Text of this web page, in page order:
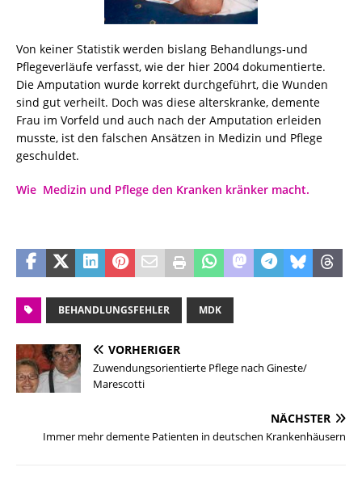
Von keiner Statistik werden bislang Behandlungs-und
Pflegeverläufe verfasst, wie der hier 2004 dokumentierte.
Die Amputation wurde korrekt durchgeführt, die Wunden
sind gut verheilt. Doch was diese alterskranke, demente
Frau im Vorfeld und auch nach der Amputation erleiden
musste, ist den falschen Ansätzen in Medizin und Pflege
geschuldet.
Wie Medizin und Pflege den Kranken kränker macht.
BEHANDLUNGSFEHLER MDK
VORHERIGER
Zuwendungsorientierte Pflege nach Gineste/
Marescotti
NÄCHSTER
Immer mehr demente Patienten in deutschen Krankenhäusern